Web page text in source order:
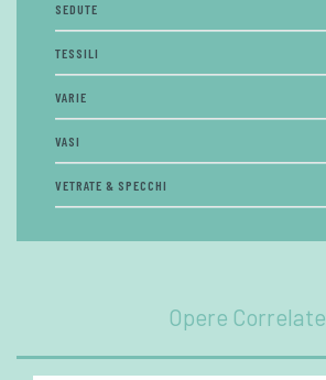
SEDUTE
TESSILI
VARIE
VASI
VETRATE & SPECCHI
Opere Correlate